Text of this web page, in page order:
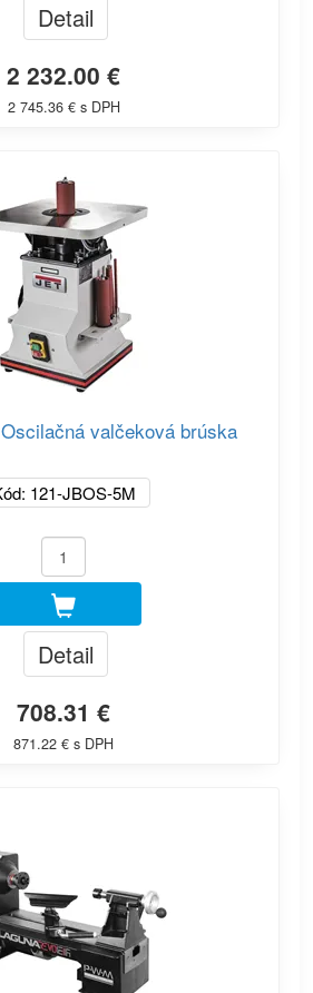
Detail
2 232.00 €
2 745.36 € s DPH
valčeková brúska
121-JBOS-5M
Detail
708.31 €
871.22 € s DPH